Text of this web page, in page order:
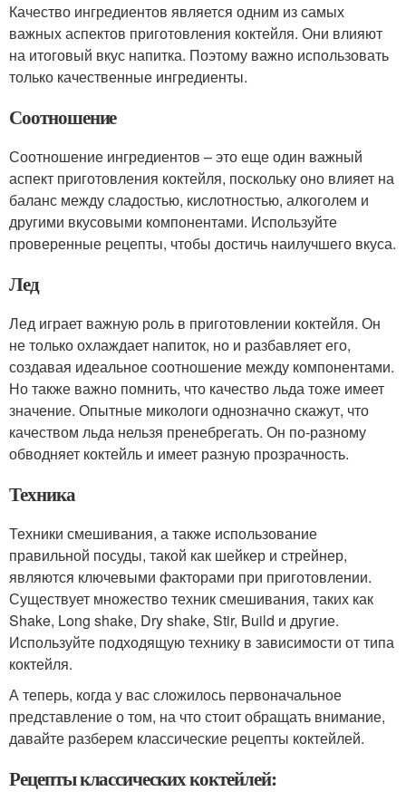
Качество ингредиентов является одним из самых
важных аспектов приготовления коктейля. Они влияют
на итоговый вкус напитка. Поэтому важно использовать
только качественные ингредиенты.
Соотношение
Соотношение ингредиентов – это еще один важный
аспект приготовления коктейля, поскольку оно влияет на
баланс между сладостью, кислотностью, алкоголем и
другими вкусовыми компонентами. Используйте
проверенные рецепты, чтобы достичь наилучшего вкуса.
Лед
Лед играет важную роль в приготовлении коктейля. Он
не только охлаждает напиток, но и разбавляет его,
создавая идеальное соотношение между компонентами.
Но также важно помнить, что качество льда тоже имеет
значение. Опытные микологи однозначно скажут, что
качеством льда нельзя пренебрегать. Он по-разному
обводняет коктейль и имеет разную прозрачность.
Техника
Техники смешивания, а также использование
правильной посуды, такой как шейкер и стрейнер,
являются ключевыми факторами при приготовлении.
Существует множество техник смешивания, таких как
Shake, Long shake, Dry shake, Stir, Build и другие.
Используйте подходящую технику в зависимости от типа
коктейля.
А теперь, когда у вас сложилось первоначальное
представление о том, на что стоит обращать внимание,
давайте разберем классические рецепты коктейлей.
Рецепты классических коктейлей: